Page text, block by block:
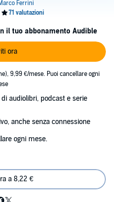
il tuo abbonamento Audible
ora
9,99 €/mese. Puoi cancellare ogni
audiolibri, podcast e serie
anche senza connessione
ogni mese.
a 8,22 €